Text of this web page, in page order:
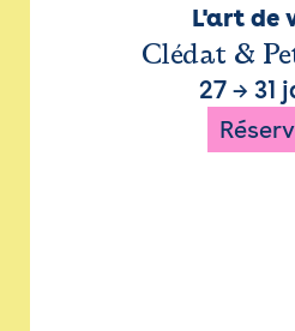
L'art de
Clédat &
27 → 31